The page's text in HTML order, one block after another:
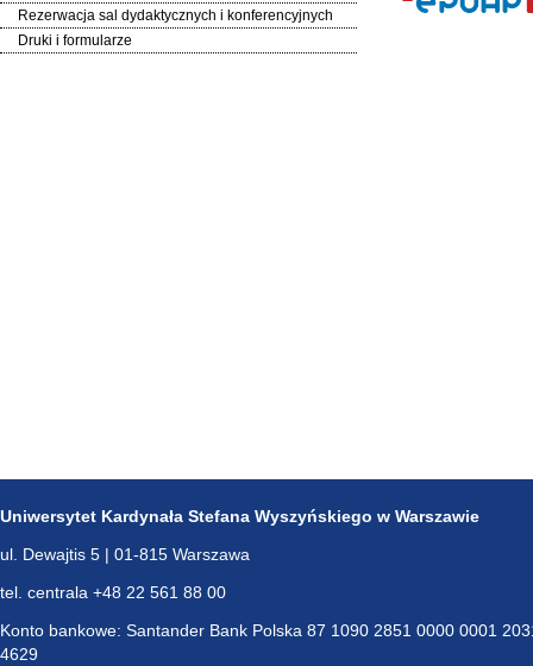
Rezerwacja sal dydaktycznych i konferencyjnych
Druki i formularze
Uniwersytet Kardynała Stefana Wyszyńskiego w Warszawie
ul. Dewajtis 5 | 01-815 Warszawa
tel. centrala +48 22 561 88 00
Konto bankowe: Santander Bank Polska 87 1090 2851 0000 0001
4629